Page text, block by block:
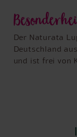
Der Naturata
Deutschland
und ist frei von